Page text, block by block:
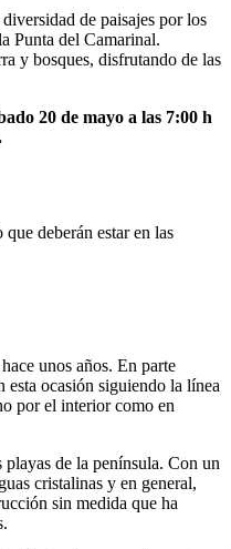
de paisajes por los
Punta del Camarinal.
y bosques, disfrutando de las
20 de mayo a las 7:00 h
deberán estar en las
unos años. En parte
esta ocasión siguiendo la línea
por el interior como en
playas de la península. Con un
cristalinas y en general,
sin medida que ha